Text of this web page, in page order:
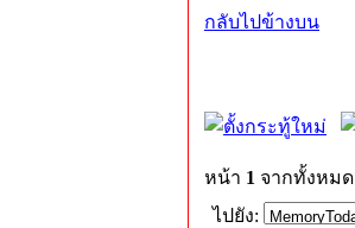
กลับไปข้างบน
หน้า 1 จากทั้งหมด
ไปยัง: